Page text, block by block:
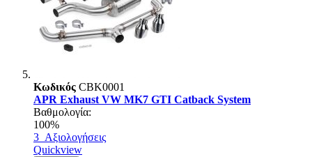
Κωδικός CBK0001
APR Exhaust VW MK7 GTI Catback System
Βαθμολογία:
100%
3 Αξιολογήσεις
Quickview